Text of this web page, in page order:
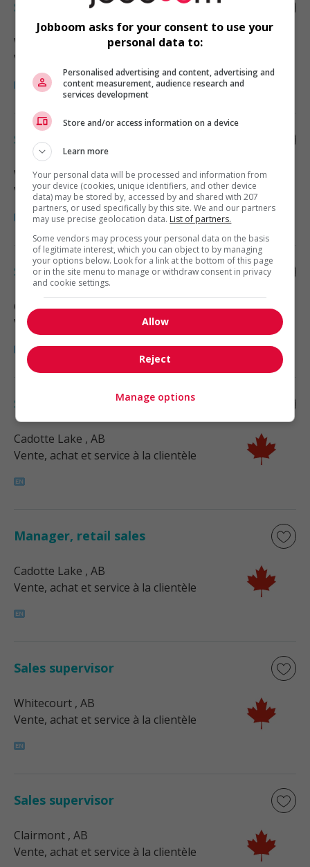
Sales supervisor - retail
Wabasca
Vente, achat et service à la clientèle
Sales supervisor - retail
Wabasca, AB
Vente, achat et service à la clientèle
Sales supervisor - retail
Clairmont, AB
Vente, achat et service à la clientèle
Sales supervisor - retail
Cadotte Lake , AB
Vente, achat et service à la clientèle
Manager, retail sales
Cadotte Lake , AB
Vente, achat et service à la clientèle
Sales supervisor
Whitecourt , AB
Vente, achat et service à la clientèle
Sales supervisor
Clairmont , AB
Vente, achat et service à la clientèle
Jobboom asks for your consent to use your
personal data to:
Personalised advertising and content, advertising and
content measurement, audience research and
services development
Store and/or access information on a device
Learn more
Your personal data will be processed and information from
your device (cookies, unique identifiers, and other device
data) may be stored by, accessed by and shared with 207
partners, or used specifically by this site. We and our partners
may use precise geolocation data. List of partners.
Some vendors may process your personal data on the basis
of legitimate interest, which you can object to by managing
your options below. Look for a link at the bottom of this page
or in the site menu to manage or withdraw consent in privacy
and cookie settings.
Allow
Reject
Manage options